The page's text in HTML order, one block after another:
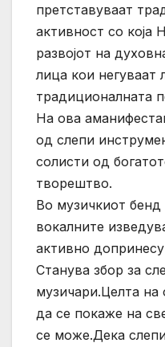
претставуваат
активност со
развојот на
лица кои негуваат
традиционалната
На ова
од слепи
солисти од
творештво.
Во музичкиот бенд
вокалните
активно
Станува збор за
музичари.Целта на
да се покаже на
се може.Дека